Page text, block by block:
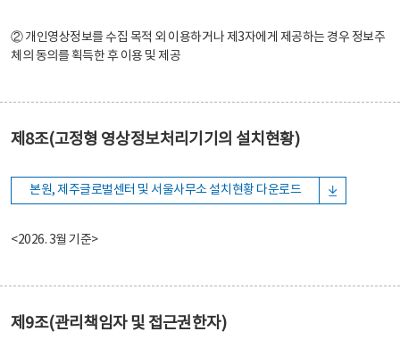
② 개인영상정보를 수집 목적 외 이용하거나 제3자에게 제공하는 경우 정보주
체의 동의를 획득한 후 이용 및 제공
제8조(고정형 영상정보처리기기의 설치현황)
본원, 제주글로벌센터 및 서울사무소 설치현황 다운로드
<2026. 3월 기준>
제9조(관리책임자 및 접근권한자)